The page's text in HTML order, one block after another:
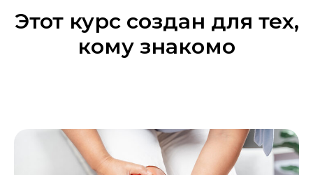
Этот курс создан для тех,
кому знакомо